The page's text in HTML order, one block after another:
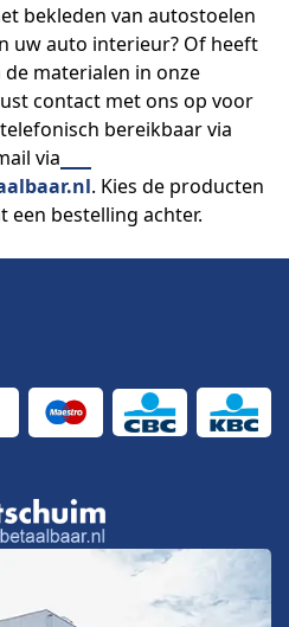
bekleden van autostoelen
uw auto interieur? Of heeft
de materialen in onze
contact met ons op voor
bereikbaar via
via
. Kies de producten
een bestelling achter.